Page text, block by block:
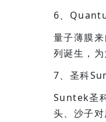
6、
量子薄膜
列诞生，
7、圣科
Suntek圣
头、沙子